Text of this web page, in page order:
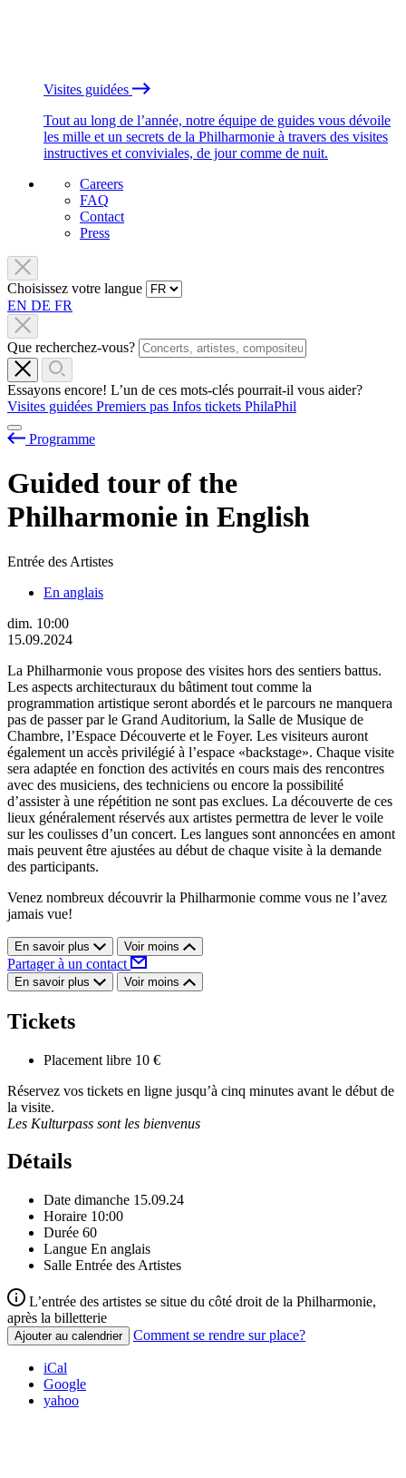
Visites guidées
Tout au long de l’année, notre équipe de guides vous dévoile
les mille et un secrets de la Philharmonie à travers des visites
instructives et conviviales, de jour comme de nuit.
Careers
FAQ
Contact
Press
Choisissez votre langue
EN DE FR
Que recherchez-vous?
Essayons encore! L’un de ces mots-clés pourrait-il vous aider?
Visites guidées Premiers pas Infos tickets PhilaPhil
Programme
Guided tour of the
Philharmonie in English
Entrée des Artistes
En anglais
dim. 10:00
15.09.2024
La Philharmonie vous propose des visites hors des sentiers battus.
Les aspects architecturaux du bâtiment tout comme la
programmation artistique seront abordés et le parcours ne manquera
pas de passer par le Grand Auditorium, la Salle de Musique de
Chambre, l’Espace Découverte et le Foyer. Les visiteurs auront
également un accès privilégié à l’espace «backstage». Chaque visite
sera adaptée en fonction des activités en cours mais des rencontres
avec des musiciens, des techniciens ou encore la possibilité
d’assister à une répétition ne sont pas exclues. La découverte de ces
lieux généralement réservés aux artistes permettra de lever le voile
sur les coulisses d’un concert. Les langues sont annoncées en amont
mais peuvent être ajustées au début de chaque visite à la demande
des participants.
Venez nombreux découvrir la Philharmonie comme vous ne l’avez
jamais vue!
En savoir plus Voir moins
Partager à un contact
En savoir plus Voir moins
Tickets
Placement libre 10 €
Réservez vos tickets en ligne jusqu’à cinq minutes avant le début de
la visite.
Les Kulturpass sont les bienvenus
Détails
Date dimanche 15.09.24
Horaire 10:00
Durée 60
Langue En anglais
Salle Entrée des Artistes
L’entrée des artistes se situe du côté droit de la Philharmonie,
après la billetterie
Ajouter au calendrier Comment se rendre sur place?
iCal
Google
yahoo